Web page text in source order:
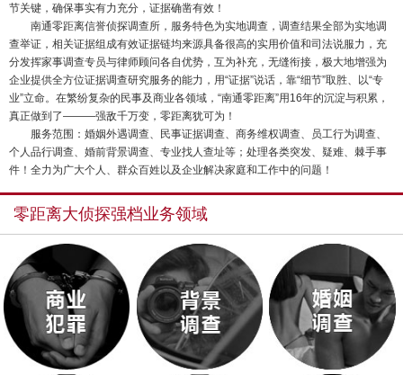
节关键，确保事实有力充分，证据确凿有效！
南通零距离信誉侦探调查所，服务特色为实地调查，调查结果全部为实地调
查举证，相关证据组成有效证据链均来源具备很高的实用价值和司法说服力，充
分发挥家事调查专员与律师顾问各自优势，互为补充，无缝衔接，极大地增强为
企业提供全方位证据调查研究服务的能力，用“证据”说话，靠“细节”取胜、以“专
业”立命。在繁纷复杂的民事及商业各领域，“南通零距离”用16年的沉淀与积累，
真正做到了———强敌千万变，零距离犹可为！
服务范围：婚姻外遇调查、民事证据调查、商务维权调查、员工行为调查、
个人品行调查、婚前背景调查、专业找人查址等；处理各类突发、疑难、棘手事
件！全力为广大个人、群众百姓以及企业解决家庭和工作中的问题！
零距离大侦探强档业务领域